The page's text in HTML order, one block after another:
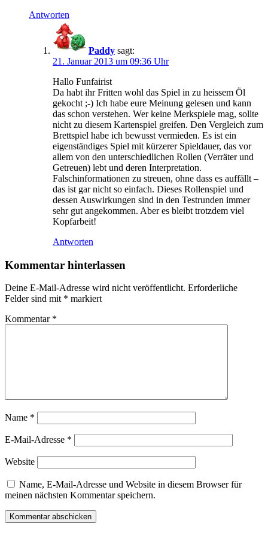
Antworten
Paddy sagt:
21. Januar 2013 um 09:36 Uhr
Hallo Funfairist
Da habt ihr Fritten wohl das Spiel in zu heissem Öl
gekocht ;-) Ich habe eure Meinung gelesen und kann
das schon verstehen. Wer keine Merkspiele mag, sollte
nicht zu diesem Kartenspiel greifen. Den Vergleich zum
Brettspiel habe ich bewusst vermieden. Es ist ein
eigenständiges Spiel mit kürzerer Spieldauer, das vor
allem von den unterschiedlichen Rollen (Verräter und
Getreuen) lebt und deren Interpretation.
Falschinformationen zu streuen, ohne dass es auffällt –
das ist gar nicht so einfach. Dieses Rollenspiel und
dessen Auswirkungen sind in den Testrunden immer
sehr gut angekommen. Aber es bleibt trotzdem viel
Kopfarbeit!
Antworten
Kommentar hinterlassen
Deine E-Mail-Adresse wird nicht veröffentlicht. Erforderliche
Felder sind mit * markiert
Kommentar *
Name *
E-Mail-Adresse *
Website
Name, E-Mail-Adresse und Website in diesem Browser für
meinen nächsten Kommentar speichern.